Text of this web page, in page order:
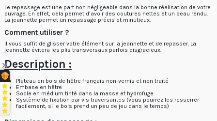
Le repassage est une part non négligeable dans la bonne réalisation de votre
ouvrage. En effet, cela permet d’avoir des coutures nettes et un beau rendu.
La jeannette permet un repassage précis et minutieux.
Comment utiliser ?
Il vous suffit de glisser votre élément sur la jeannette et de repasser. La
jeannette évitera les plis transversaux parfois disgracieux.
Description :
Plateau en bois de hêtre français non-vernis et non traité
Embase en hêtre
Socle en médium tinté dans la masse et hydrofuge
Système de fixation par vis traversantes (vous pourrez les resserrer
facilement, si le bois prend un peu de jeu dans le temps)